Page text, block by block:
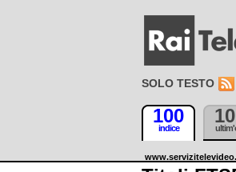
SOLO TESTO
100
indice